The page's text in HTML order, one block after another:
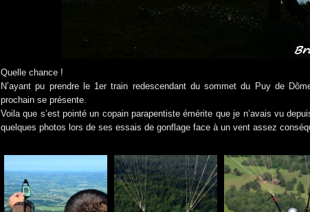
Quelle chance !
N’ayant pu prendre le 1er train redescendant du sommet du Puy de
prochain se présente.
Voila que s’est pointé un copain parapentiste émérite que je n’avais vu
quelques photos lors de ses essais de gonflage face à un vent assez